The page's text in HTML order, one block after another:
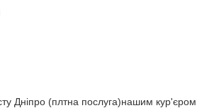
Дніпро (плтна послуга)нашим кур'єром